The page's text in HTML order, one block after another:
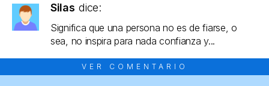
Silas dice:
Significa que una persona no es de fiarse, o
sea, no inspira para nada confianza y...
VER COMENTARIO